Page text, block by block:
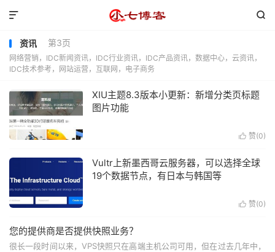


资讯 第3页
网络营销，IDC新闻资讯，IDC行业资讯，IDC产品资讯，数据中心，云资讯，
IDC技术参考，网站运营，互联网，电子商务
XIU主题8.3版本小更新：新增分类页标题
图片功能
 赞(0)
Vultr上新墨西哥云服务器，可以选择全球
19个数据节点，有日本与韩国等
 赞(0)
您的提供商是否提供快照业务？
很长一段时间以来，VPS快照只在高端主机公司可用，但在过去几年中，